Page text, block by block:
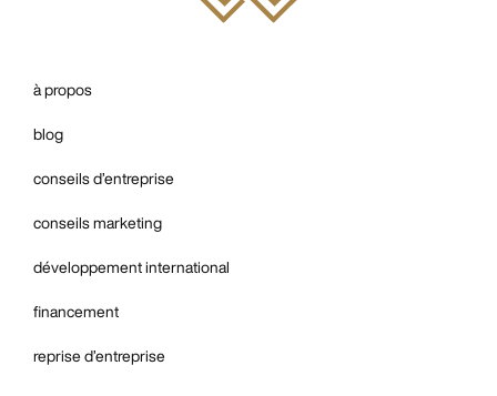
à propos
blog
conseils d’entreprise
conseils marketing
développement international
financement
reprise d’entreprise